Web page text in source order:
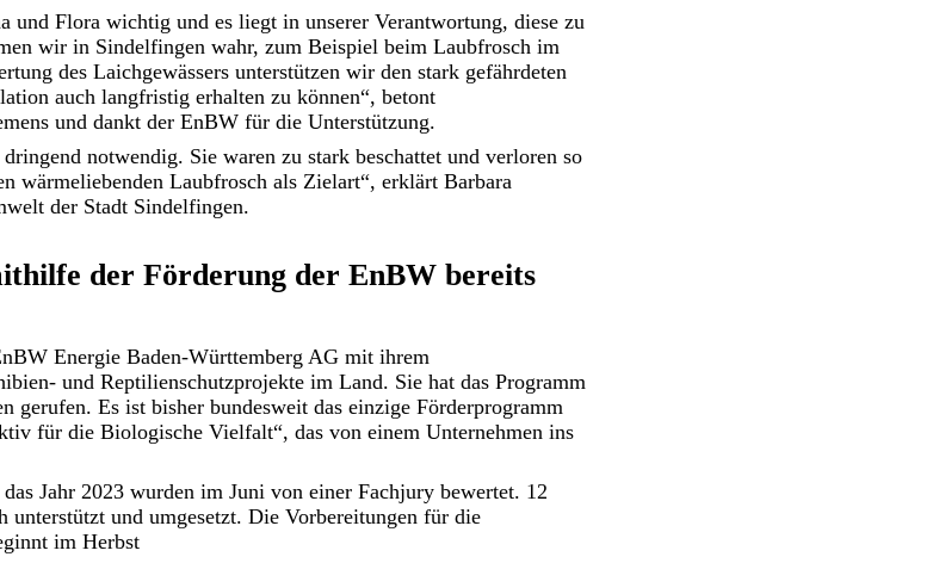
und Flora wichtig und es liegt in unserer Verantwortung, diese zu
wir in Sindelfingen wahr, zum Beispiel beim Laubfrosch im
des Laichgewässers unterstützen wir den stark gefährdeten
auch langfristig erhalten zu können“, betont
und dankt der EnBW für die Unterstützung.
notwendig. Sie waren zu stark beschattet und verloren so
wärmeliebenden Laubfrosch als Zielart“, erklärt Barbara
der Stadt Sindelfingen.
der Förderung der EnBW bereits
Energie Baden-Württemberg AG mit ihrem
und Reptilienschutzprojekte im Land. Sie hat das Programm
gerufen. Es ist bisher bundesweit das einzige Förderprogramm
für die Biologische Vielfalt“, das von einem Unternehmen ins
Jahr 2023 wurden im Juni von einer Fachjury bewertet. 12
unterstützt und umgesetzt. Die Vorbereitungen für die
im Herbst